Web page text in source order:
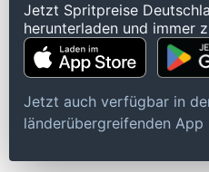
Jetzt Spritpreise
herunterladen und immer
Jetzt auch verfügbar in
länderübergreifenden App